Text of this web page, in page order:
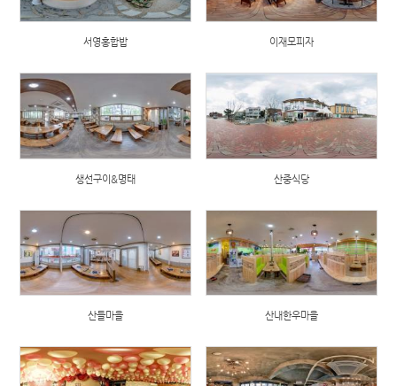
서영홍합밥 이재모피자
생선구이&명태 산중식당
산들마을 산내한우마을